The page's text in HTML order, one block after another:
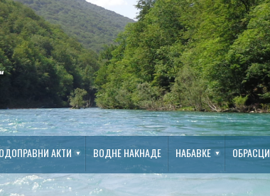
АКТИ ВОДНЕ НАКНАДЕ НАБАВКЕ ОБРАСЦИ